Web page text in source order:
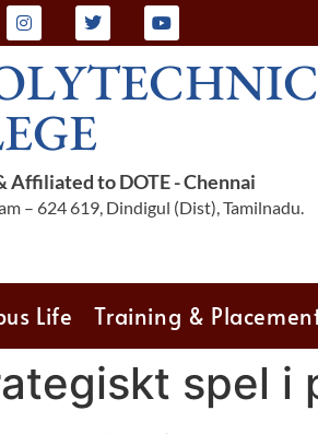
Affiliated to DOTE - Chennai
– 624 619, Dindigul (Dist), Tamilnadu.
Life Training &
spel i